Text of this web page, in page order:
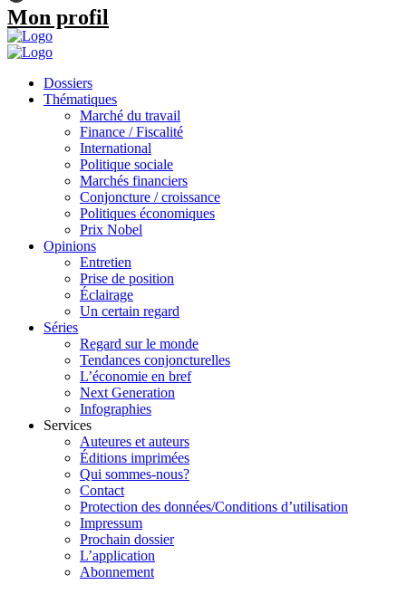
Mon profil
Dossiers
Thématiques
Marché du travail
Finance / Fiscalité
International
Politique sociale
Marchés financiers
Conjoncture / croissance
Politiques économiques
Prix Nobel
Opinions
Entretien
Prise de position
Éclairage
Un certain regard
Séries
Regard sur le monde
Tendances conjoncturelles
L’économie en bref
Next Generation
Infographies
Services
Auteures et auteurs
Éditions imprimées
Qui sommes-nous?
Contact
Protection des données/Conditions d’utilisation
Impressum
Prochain dossier
L’application
Abonnement